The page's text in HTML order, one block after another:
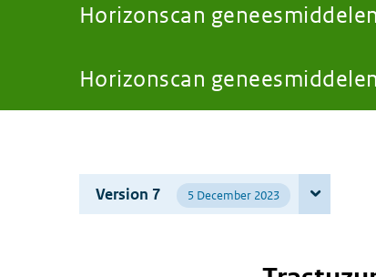
Horizonscan geneesmiddelen
You
here:
Horizonscan geneesmiddelen
Version 7 5 December 2023